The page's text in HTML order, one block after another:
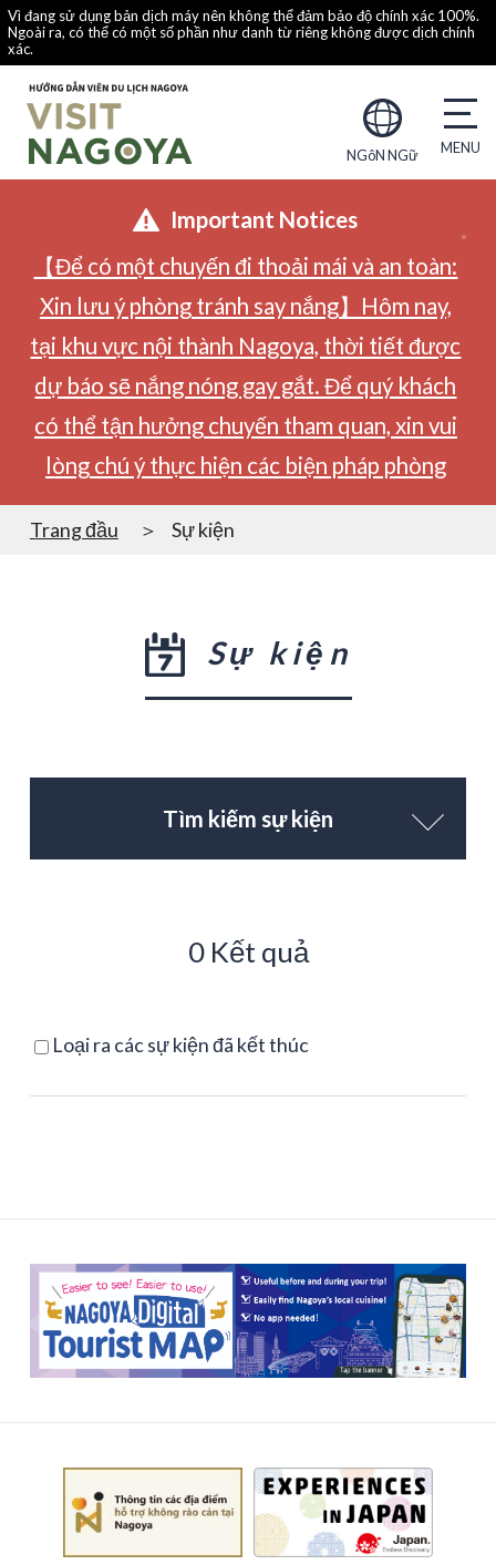
Vì đang sử dụng bản dịch máy nên không thể đảm bảo độ chính xác 100%.
Ngoài ra, có thể có một số phần như danh từ riêng không được dịch chính
xác.
NGôN NGữ
Important Notices
【Để có một chuyến đi thoải mái và an toàn:
Xin lưu ý phòng tránh say nắng】Hôm nay,
tại khu vực nội thành Nagoya, thời tiết được
dự báo sẽ nắng nóng gay gắt. Để quý khách
có thể tận hưởng chuyến tham quan, xin vui
lòng chú ý thực hiện các biện pháp phòng
Trang đầu Sự kiện
Sự kiện
Tìm kiếm sự kiện
0 Kết quả
Loại ra các sự kiện đã kết thúc